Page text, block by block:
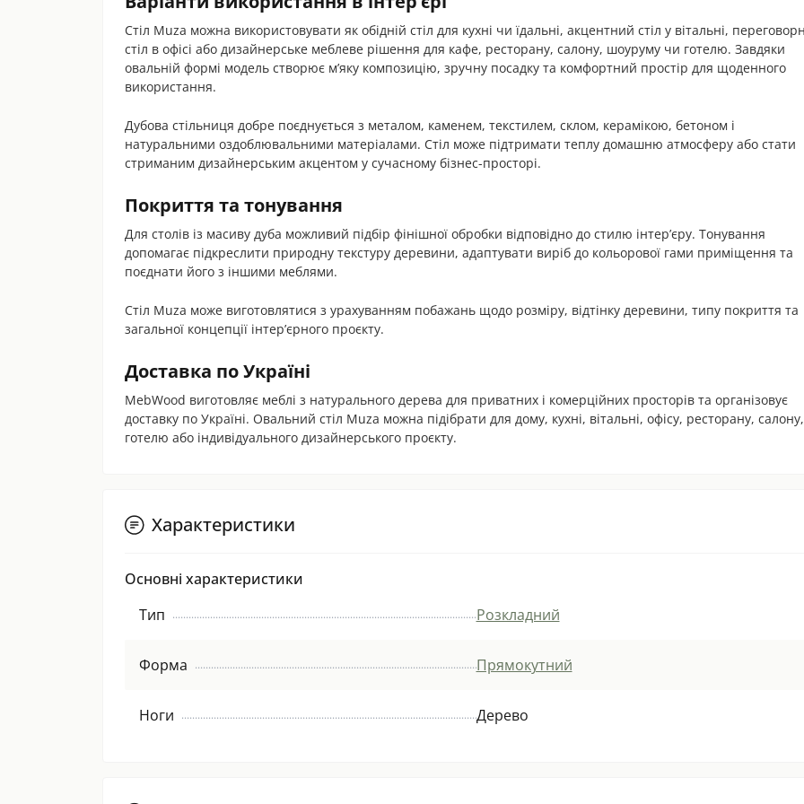
Стіл Muza можна використовувати як обідній стіл для кухні чи їдальні, акцентний стіл у вітальні,
стіл в офісі або дизайнерське меблеве рішення для кафе, ресторану, салону, шоуруму чи готелю. Завдяки
овальній формі модель створює м’яку композицію, зручну посадку та комфортний простір для щоденного
використання.
Дубова стільниця добре поєднується з металом, каменем, текстилем, склом, керамікою, бетоном і
натуральними оздоблювальними матеріалами. Стіл може підтримати теплу домашню атмосферу або стати
стриманим дизайнерським акцентом у сучасному бізнес-просторі.
Покриття та тонування
Для столів із масиву дуба можливий підбір фінішної обробки відповідно до стилю інтер’єру. Тонування
допомагає підкреслити природну текстуру деревини, адаптувати виріб до кольорової гами приміщення та
поєднати його з іншими меблями.
Стіл Muza може виготовлятися з урахуванням побажань щодо розміру, відтінку деревини, типу покриття та
загальної концепції інтер’єрного проєкту.
Доставка по Україні
MebWood виготовляє меблі з натурального дерева для приватних і комерційних просторів та організовує
доставку по Україні. Овальний стіл Muza можна підібрати для дому, кухні, вітальні, офісу, ресторану, салону,
готелю або індивідуального дизайнерського проєкту.
Характеристики
Основні характеристики
Тип
Розкладний
Форма Прямокутний
Ноги Дерево